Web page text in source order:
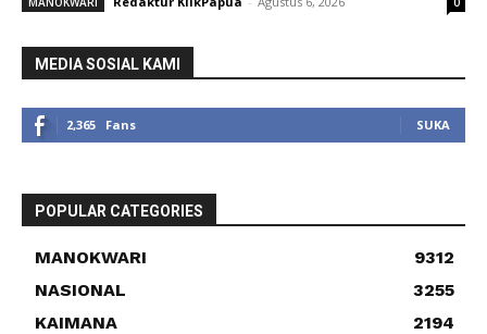
MEDIA SOSIAL KAMI
2,365 Fans SUKA
POPULAR CATEGORIES
MANOKWARI
9312
NASIONAL
3255
KAIMANA
2194